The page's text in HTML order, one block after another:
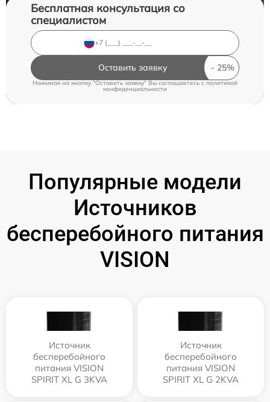
Бесплатная консультация со
специалистом
Оставить заявку
Нажимая на кнопку "Оставить заявку" Вы соглашаетесь cполитикой
конфиденциальности
Популярные модели
Источников
бесперебойного питания
VISION
Источник
бесперебойного
питания VISION
SPIRIT XL G 3KVA
Источник
бесперебойного
питания VISION
SPIRIT XL G 2KVA